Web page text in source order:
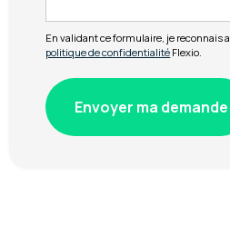
En validant ce formulaire, je reconnais
politique de confidentialité Flexio.